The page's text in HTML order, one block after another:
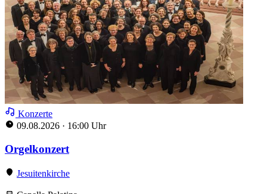
Konzerte
09.08.2026 · 16:00 Uhr
Orgelkonzert
Jesuitenkirche